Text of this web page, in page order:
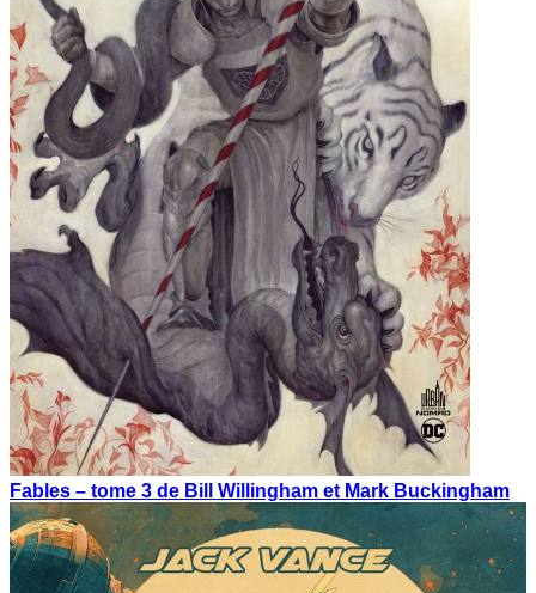
Fables – tome 3 de Bill Willingham et Mark Buckingham